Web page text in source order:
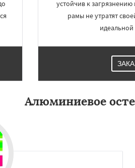
устойчив к
рамы не утратят
Алюминиевое